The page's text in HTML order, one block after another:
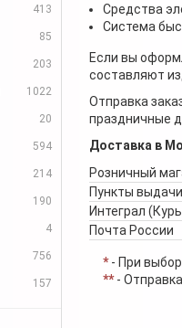
413
85
203
1022
20
594
214
190
4
756
157
Средства
Система
Если вы
составляют
Отправка
праздничные
Доставка в
Розничный
Пункты
Интеграл
Почта России
*- При
**-